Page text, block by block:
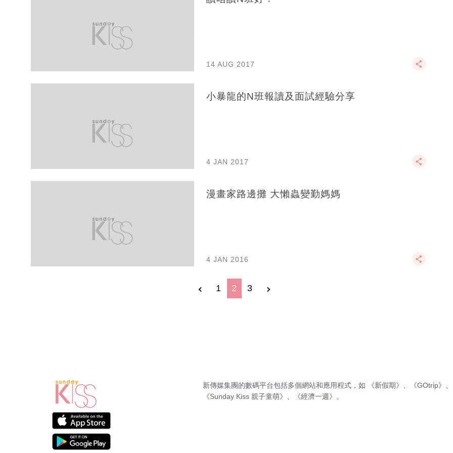
14 AUG 2017
小暴龍的N班報讀及面試經驗分享
4 JAN 2017
漫畫家路邊攤 大懶蟲變勤媽媽
4 JAN 2016
1 2 3
新傳媒集團的數碼平台包括多個網站和應用程式，如 《新假期》 《GOtrip》
《Sunday Kiss 親子童萌》
《經濟一週》 。